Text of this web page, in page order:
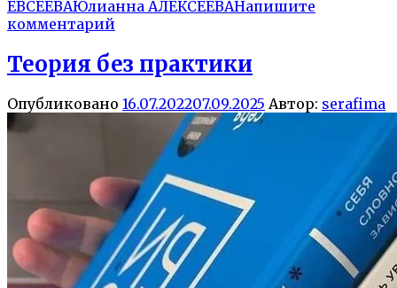
ЕВСЕЕВАЮлианна АЛЕКСЕЕВАНапишите
комментарий
Теория без практики
Опубликовано 16.07.202207.09.2025 Автор: serafima